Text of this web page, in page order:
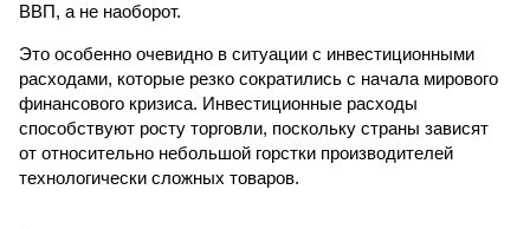
ВВП, а не наоборот.
Это особенно очевидно в ситуации с инвестиционными
расходами, которые резко сократились с начала мирового
финансового кризиса. Инвестиционные расходы
способствуют росту торговли, поскольку страны зависят
от относительно небольшой горстки производителей
технологически сложных товаров.